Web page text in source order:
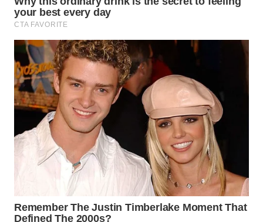
WN
WN
SOLO
WN
BOROBUDUR
WN
MADURA
WN
SURABAYA